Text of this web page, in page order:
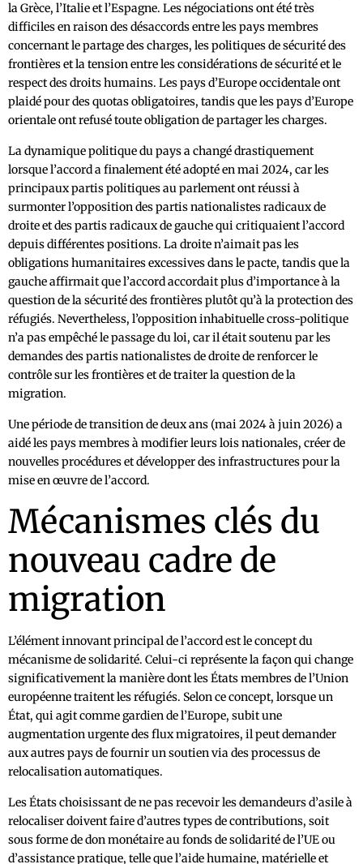
la Grèce, l’Italie et l’Espagne. Les négociations ont été très
difficiles en raison des désaccords entre les pays membres
concernant le partage des charges, les politiques de sécurité des
frontières et la tension entre les considérations de sécurité et le
respect des droits humains. Les pays d’Europe occidentale ont
plaidé pour des quotas obligatoires, tandis que les pays d’Europe
orientale ont refusé toute obligation de partager les charges.
La dynamique politique du pays a changé drastiquement
lorsque l’accord a finalement été adopté en mai 2024, car les
principaux partis politiques au parlement ont réussi à
surmonter l’opposition des partis nationalistes radicaux de
droite et des partis radicaux de gauche qui critiquaient l’accord
depuis différentes positions. La droite n’aimait pas les
obligations humanitaires excessives dans le pacte, tandis que la
gauche affirmait que l’accord accordait plus d’importance à la
question de la sécurité des frontières plutôt qu’à la protection des
réfugiés. Nevertheless, l’opposition inhabituelle cross-politique
n’a pas empêché le passage du loi, car il était soutenu par les
demandes des partis nationalistes de droite de renforcer le
contrôle sur les frontières et de traiter la question de la
migration.
Une période de transition de deux ans (mai 2024 à juin 2026) a
aidé les pays membres à modifier leurs lois nationales, créer de
nouvelles procédures et développer des infrastructures pour la
mise en œuvre de l’accord.
Mécanismes clés du
nouveau cadre de
migration
L’élément innovant principal de l’accord est le concept du
mécanisme de solidarité. Celui-ci représente la façon qui change
significativement la manière dont les États membres de l’Union
européenne traitent les réfugiés. Selon ce concept, lorsque un
État, qui agit comme gardien de l’Europe, subit une
augmentation urgente des flux migratoires, il peut demander
aux autres pays de fournir un soutien via des processus de
relocalisation automatiques.
Les États choisissant de ne pas recevoir les demandeurs d’asile à
relocaliser doivent faire d’autres types de contributions, soit
sous forme de don monétaire au fonds de solidarité de l’UE ou
d’assistance pratique, telle que l’aide humaine, matérielle et